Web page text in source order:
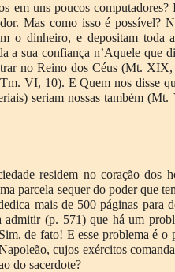
em uns poucos computadores?
Mas como isso é possível?
o dinheiro, e depositam toda
a sua confiança n’Aquele que
no Reino dos Céus (Mt.
VI, 10). E Quem nos disse
seriam nossas também
residem no coração dos
parcela sequer do poder que
mais de 500 páginas para
admitir (p. 571) que há um
de fato! E esse problema é o
cujos exércitos
do sacerdote?